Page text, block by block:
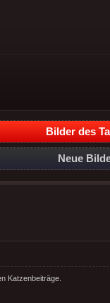
Bilder des
Neue
Katzenbeiträge.